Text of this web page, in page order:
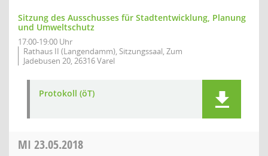
Sitzung des Ausschusses für Stadtentwicklung, Planung
und Umweltschutz
17:00-19:00 Uhr
Rathaus II (Langendamm), Sitzungssaal, Zum
Jadebusen 20, 26316 Varel
Protokoll (öT)
MI 23.05.2018